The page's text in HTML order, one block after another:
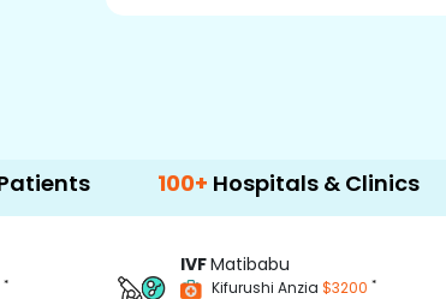
100+ Hospitals & Clinics 500+
*
IVFMatibabu
Kifurushi Anzia $3200 *